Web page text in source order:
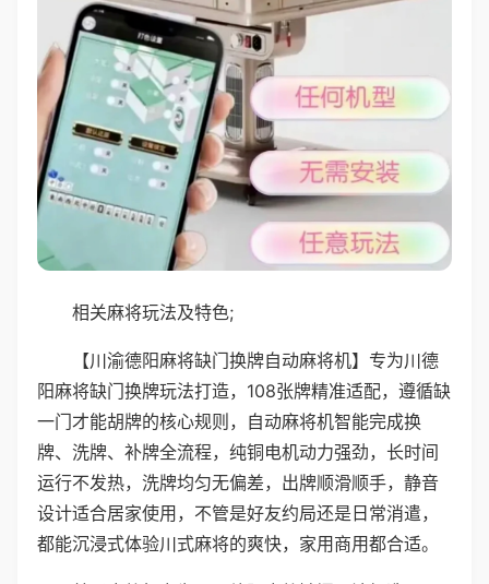
相关麻将玩法及特色;
【川渝德阳麻将缺门换牌自动麻将机】专为川德
阳麻将缺门换牌玩法打造，108张牌精准适配，遵循缺
一门才能胡牌的核心规则，自动麻将机智能完成换
牌、洗牌、补牌全流程，纯铜电机动力强劲，长时间
运行不发热，洗牌均匀无偏差，出牌顺滑顺手，静音
设计适合居家使用，不管是好友约局还是日常消遣，
都能沉浸式体验川式麻将的爽快，家用商用都合适。